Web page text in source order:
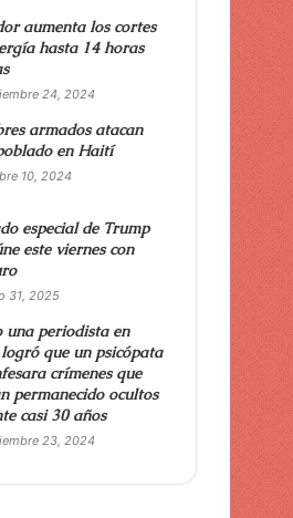
aumenta los cortes
hasta 14 horas
24, 2024
armados atacan
en Haití
10, 2024
especial de Trump
este viernes con
31, 2025
una periodista en
que un psicópata
crímenes que
permanecido ocultos
casi 30 años
23, 2024